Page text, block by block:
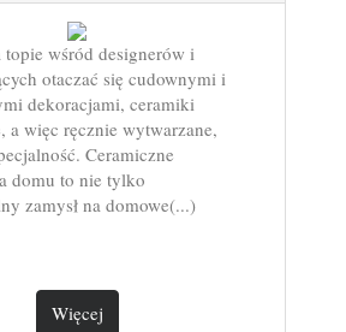
topie wśród designerów i
otaczać się cudownymi i
dekoracjami, ceramiki
a więc ręcznie wytwarzane,
Ceramiczne
domu to nie tylko
zamysł na domowe(...)
Więcej